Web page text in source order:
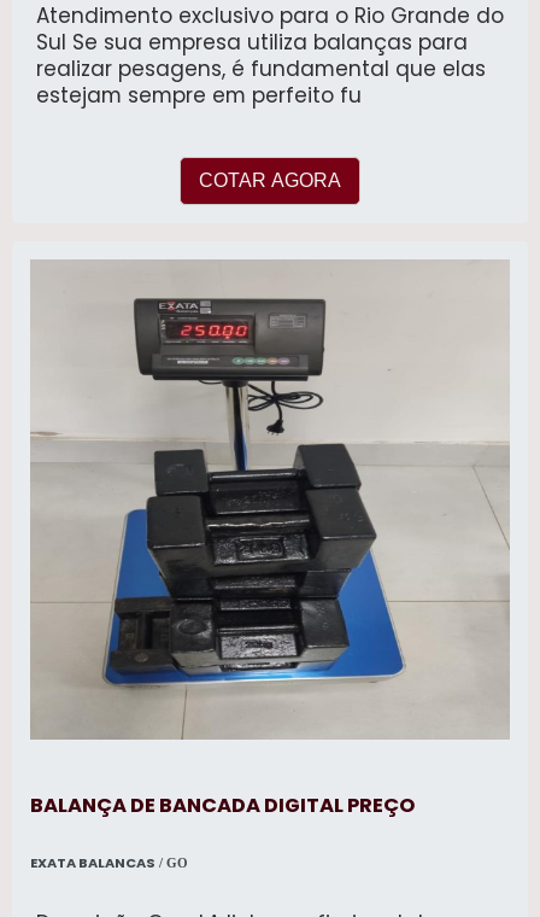
Atendimento exclusivo para o Rio Grande do
Sul Se sua empresa utiliza balanças para
realizar pesagens, é fundamental que elas
estejam sempre em perfeito fu
COTAR AGORA
BALANÇA DE BANCADA DIGITAL PREÇO
EXATA BALANCAS / GO